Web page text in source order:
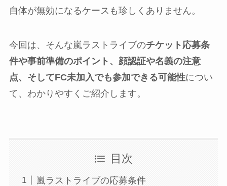
自体が無効になるケースも珍しくありません。
今回は、そんな嵐ラストライブのチケット応募条
件や事前準備のポイント、顔認証や名義の注意
点、そしてFC未加入でも参加できる可能性につい
て、わかりやすくご紹介します。
目次
嵐ラストライブの応募条件